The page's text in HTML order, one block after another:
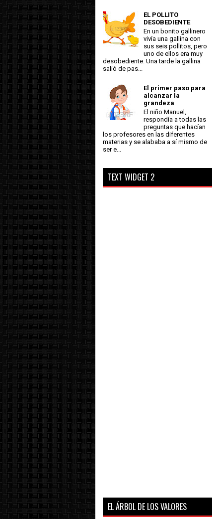
EL POLLITO
DESOBEDIENTE
En un bonito gallinero
vivía una gallina con
sus seis pollitos, pero
uno de ellos era muy
desobediente. Una tarde la gallina
salió de pas...
El primer paso para
alcanzar la
grandeza
El niño Manuel,
respondía a todas las
preguntas que hacían
los profesores en las diferentes
materias y se alababa a sí mismo de
ser e...
TEXT WIDGET 2
EL ÁRBOL DE LOS VALORES